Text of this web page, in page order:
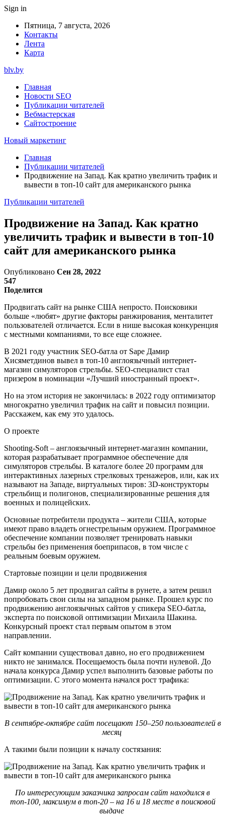
Sign in
Пятница, 7 августа, 2026
Контакты
Лента
Карта
blv.by
Главная
Новости SEO
Публикации читателей
Вебмастерская
Сайтостроение
Новый маркетинг
Главная
Публикации читателей
Продвижение на Запад. Как кратно увеличить трафик и
вывести в топ-10 сайт для американского рынка
Публикации читателей
Продвижение на Запад. Как кратно
увеличить трафик и вывести в топ-10
сайт для американского рынка
Опубликовано Сен 28, 2022
547
Поделится
Продвигать сайт на рынке США непросто. Поисковики
больше «любят» другие факторы ранжирования, менталитет
пользователей отличается. Если в нише высокая конкуренция
с местными компаниями, то все еще сложнее.
В 2021 году участник SEO-батла от Sape Дамир
Хисяметдинов вывел в топ-10 англоязычный интернет-
магазин симуляторов стрельбы. SEO-специалист стал
призером в номинации «Лучший иностранный проект».
Но на этом история не закончилась: в 2022 году оптимизатор
многократно увеличил трафик на сайт и повысил позиции.
Расскажем, как ему это удалось.
О проекте
Shooting-Soft – англоязычный интернет-магазин компании,
которая разрабатывает программное обеспечение для
симуляторов стрельбы. В каталоге более 20 программ для
интерактивных лазерных стрелковых тренажеров, или, как их
называют на Западе, виртуальных тиров: 3D-конструкторы
стрельбищ и полигонов, специализированные решения для
военных и полицейских.
Основные потребители продукта – жители США, которые
имеют право владеть огнестрельным оружием. Программное
обеспечение компании позволяет тренировать навыки
стрельбы без применения боеприпасов, в том числе с
реальным боевым оружием.
Стартовые позиции и цели продвижения
Дамир около 5 лет продвигал сайты в рунете, а затем решил
попробовать свои силы на западном рынке. Прошел курс по
продвижению англоязычных сайтов у спикера SEO-батла,
эксперта по поисковой оптимизации Михаила Шакина.
Конкурсный проект стал первым опытом в этом
направлении.
Сайт компании существовал давно, но его продвижением
никто не занимался. Посещаемость была почти нулевой. До
начала конкурса Дамир успел выполнить базовые работы по
оптимизации. С этого момента начался рост трафика:
В сентябре-октябре сайт посещают 150–250 пользователей в
месяц
А такими были позиции к началу состязания:
По интересующим заказчика запросам сайт находился в
топ-100, максимум в топ-20 – на 16 и 18 месте в поисковой
выдаче